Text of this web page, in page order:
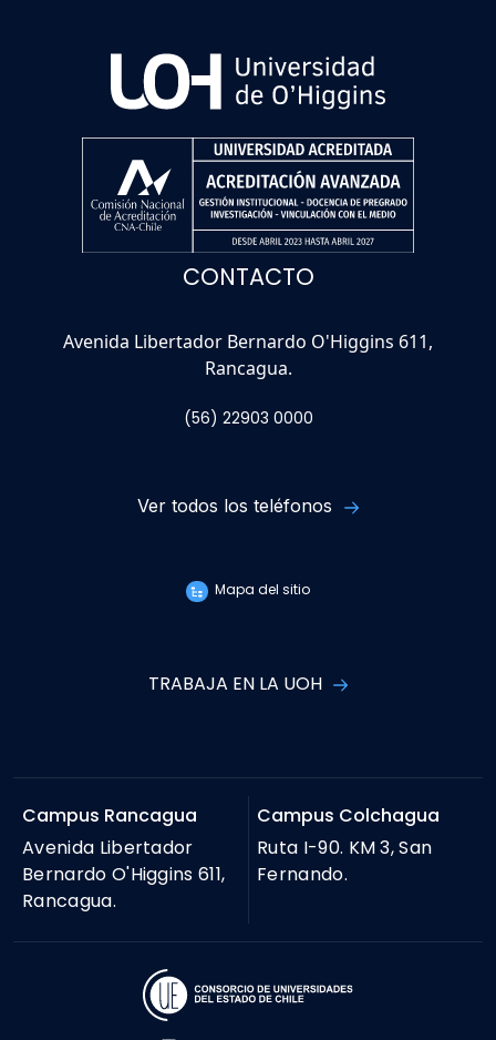
CONTACTO
Avenida Libertador Bernardo O'Higgins 611,
Rancagua.
(56) 22903 0000
Ver todos los teléfonos
Mapa del sitio
TRABAJA EN LA UOH
Campus Rancagua
Avenida Libertador
Bernardo O'Higgins 611,
Rancagua.
Campus Colchagua
Ruta I-90. KM 3, San
Fernando.